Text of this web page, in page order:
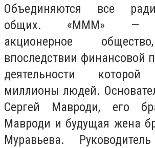
Объединяются все
общих. «МММ» —
акционерное
впоследствии финансовой
деятельности которой
миллионы людей.
Сергей Мавроди, его
Мавроди и будущая жена
Муравьева.